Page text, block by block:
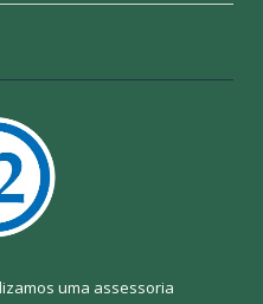
uma assessoria